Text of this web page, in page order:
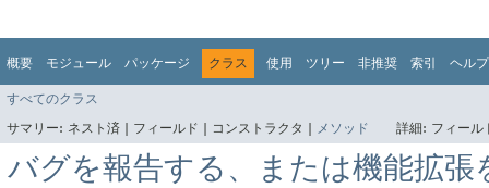
概要 モジュール パッケージ クラス 使用 ツリー 非推奨 索引 ヘルプ
すべてのクラス
サマリー: ネスト済 | フィールド | コンストラクタ | メソッド 詳細: フィー
バグを報告する、または機能拡張